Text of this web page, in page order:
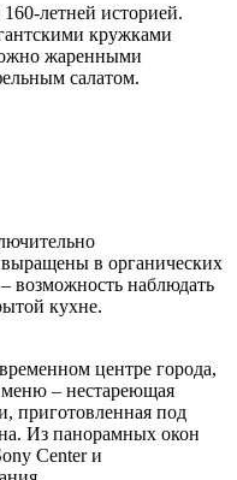
160-летней историей.
кружками
жаренными
салатом.
в органических
возможность наблюдать
кухне.
центре города,
– нестареющая
приготовленная под
Из панорамных окон
Center и